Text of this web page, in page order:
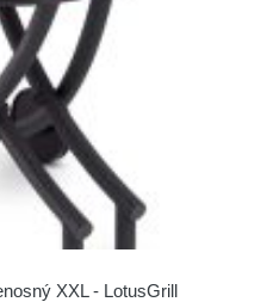
XXL - LotusGrill